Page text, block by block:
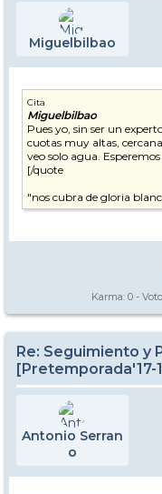
Miguelbilbao
Cita
Miguelbilbao
Pues yo, sin ser un
cuotas muy altas,
veo solo agua.
[/quote
"nos cubra de gloria
Karma: 0 -
Re: Seguimiento y
[Pretemporada'17-
Antonio Serran
o